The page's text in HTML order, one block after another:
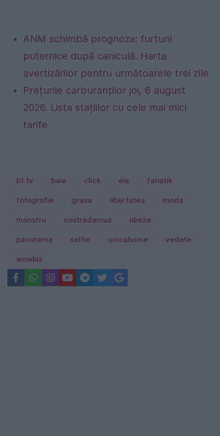
ANM schimbă prognoza: furtuni
puternice după caniculă. Harta
avertizărilor pentru următoarele trei zile
Prețurile carburanților joi, 6 august
2026. Lista stațiilor cu cele mai mici
tarife
b1 tv baie click ele fanatik
fotografie grasa libertatea moda
monstru nostradamus obeza
panorama selfie unicahome vedete
wowbiz